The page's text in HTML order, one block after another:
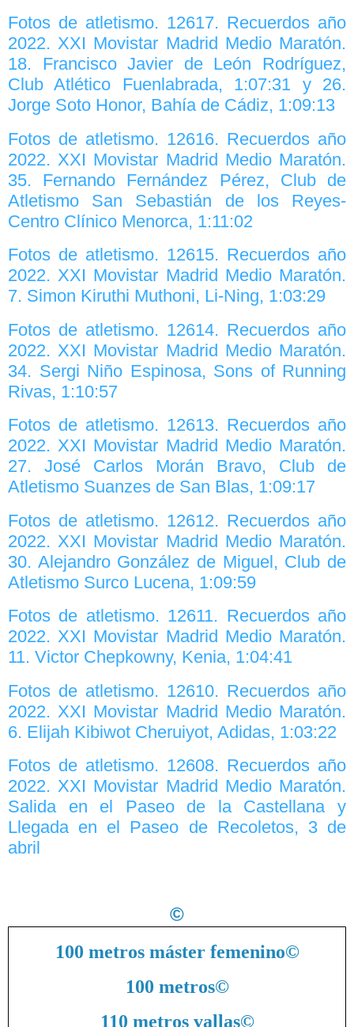
Fotos de atletismo. 12617. Recuerdos año
2022. XXI Movistar Madrid Medio Maratón.
18. Francisco Javier de León Rodríguez,
Club Atlético Fuenlabrada, 1:07:31 y 26.
Jorge Soto Honor, Bahía de Cádiz, 1:09:13
Fotos de atletismo. 12616. Recuerdos año
2022. XXI Movistar Madrid Medio Maratón.
35. Fernando Fernández Pérez, Club de
Atletismo San Sebastián de los Reyes-
Centro Clínico Menorca, 1:11:02
Fotos de atletismo. 12615. Recuerdos año
2022. XXI Movistar Madrid Medio Maratón.
7. Simon Kiruthi Muthoni, Li-Ning, 1:03:29
Fotos de atletismo. 12614. Recuerdos año
2022. XXI Movistar Madrid Medio Maratón.
34. Sergi Niño Espinosa, Sons of Running
Rivas, 1:10:57
Fotos de atletismo. 12613. Recuerdos año
2022. XXI Movistar Madrid Medio Maratón.
27. José Carlos Morán Bravo, Club de
Atletismo Suanzes de San Blas, 1:09:17
Fotos de atletismo. 12612. Recuerdos año
2022. XXI Movistar Madrid Medio Maratón.
30. Alejandro González de Miguel, Club de
Atletismo Surco Lucena, 1:09:59
Fotos de atletismo. 12611. Recuerdos año
2022. XXI Movistar Madrid Medio Maratón.
11. Victor Chepkowny, Kenia, 1:04:41
Fotos de atletismo. 12610. Recuerdos año
2022. XXI Movistar Madrid Medio Maratón.
6. Elijah Kibiwot Cheruiyot, Adidas, 1:03:22
Fotos de atletismo. 12608. Recuerdos año
2022. XXI Movistar Madrid Medio Maratón.
Salida en el Paseo de la Castellana y
Llegada en el Paseo de Recoletos, 3 de
abril
©
100 metros máster femenino©
100 metros©
110 metros vallas©